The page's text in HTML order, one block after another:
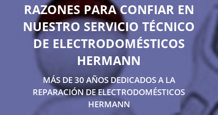
RAZONES PARA CONFIAR EN
NUESTRO SERVICIO TÉCNICO
DE ELECTRODOMÉSTICOS
HERMANN
MÁS DE 30 AÑOS DEDICADOS A LA
REPARACIÓN DE ELECTRODOMÉSTICOS
HERMANN